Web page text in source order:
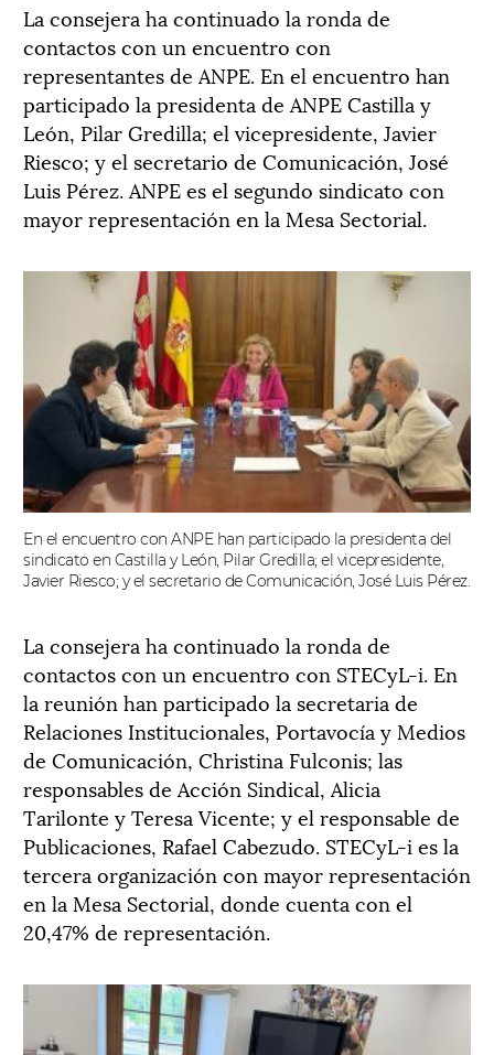
La consejera ha continuado la ronda de
contactos con un encuentro con
representantes de ANPE. En el encuentro han
participado la presidenta de ANPE Castilla y
León, Pilar Gredilla; el vicepresidente, Javier
Riesco; y el secretario de Comunicación, José
Luis Pérez. ANPE es el segundo sindicato con
mayor representación en la Mesa Sectorial.
En el encuentro con ANPE han participado la presidenta del
sindicato en Castilla y León, Pilar Gredilla; el vicepresidente,
Javier Riesco; y el secretario de Comunicación, José Luis Pérez.
La consejera ha continuado la ronda de
contactos con un encuentro con STECyL-i. En
la reunión han participado la secretaria de
Relaciones Institucionales, Portavocía y Medios
de Comunicación, Christina Fulconis; las
responsables de Acción Sindical, Alicia
Tarilonte y Teresa Vicente; y el responsable de
Publicaciones, Rafael Cabezudo. STECyL-i es la
tercera organización con mayor representación
en la Mesa Sectorial, donde cuenta con el
20,47% de representación.